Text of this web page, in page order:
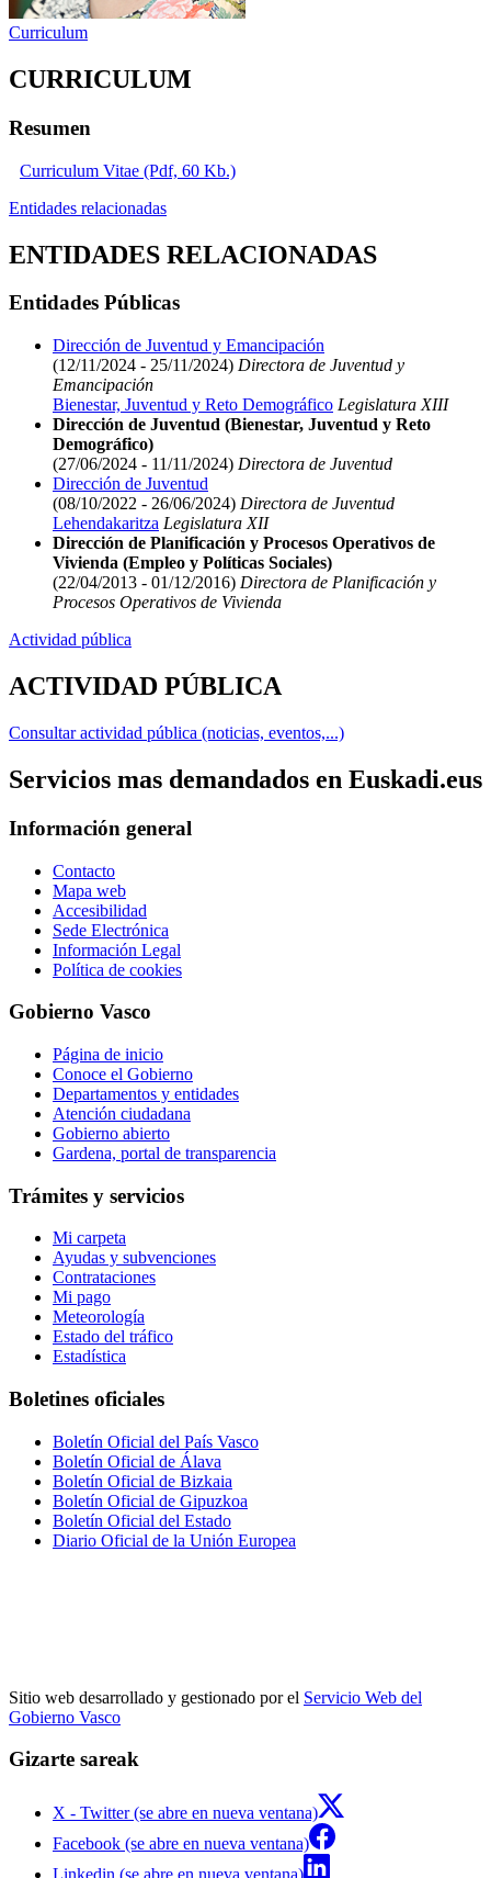
Curriculum
CURRICULUM
Resumen
Curriculum Vitae (Pdf, 60 Kb.)
Entidades relacionadas
ENTIDADES RELACIONADAS
Entidades Públicas
Dirección de Juventud y Emancipación
(12/11/2024 - 25/11/2024) Directora de Juventud y
Emancipación
Bienestar, Juventud y Reto Demográfico Legislatura XIII
Dirección de Juventud (Bienestar, Juventud y Reto
Demográfico)
(27/06/2024 - 11/11/2024) Directora de Juventud
Dirección de Juventud
(08/10/2022 - 26/06/2024) Directora de Juventud
Lehendakaritza Legislatura XII
Dirección de Planificación y Procesos Operativos de
Vivienda (Empleo y Políticas Sociales)
(22/04/2013 - 01/12/2016) Directora de Planificación y
Procesos Operativos de Vivienda
Actividad pública
ACTIVIDAD PÚBLICA
Consultar actividad pública (noticias, eventos,...)
Servicios mas demandados en Euskadi.eus
Información general
Contacto
Mapa web
Accesibilidad
Sede Electrónica
Información Legal
Política de cookies
Gobierno Vasco
Página de inicio
Conoce el Gobierno
Departamentos y entidades
Atención ciudadana
Gobierno abierto
Gardena, portal de transparencia
Trámites y servicios
Mi carpeta
Ayudas y subvenciones
Contrataciones
Mi pago
Meteorología
Estado del tráfico
Estadística
Boletines oficiales
Boletín Oficial del País Vasco
Boletín Oficial de Álava
Boletín Oficial de Bizkaia
Boletín Oficial de Gipuzkoa
Boletín Oficial del Estado
Diario Oficial de la Unión Europea
Sitio web desarrollado y gestionado por el Servicio Web del
Gobierno Vasco
Gizarte sareak
X - Twitter (se abre en nueva ventana)
Facebook (se abre en nueva ventana)
Linkedin (se abre en nueva ventana)